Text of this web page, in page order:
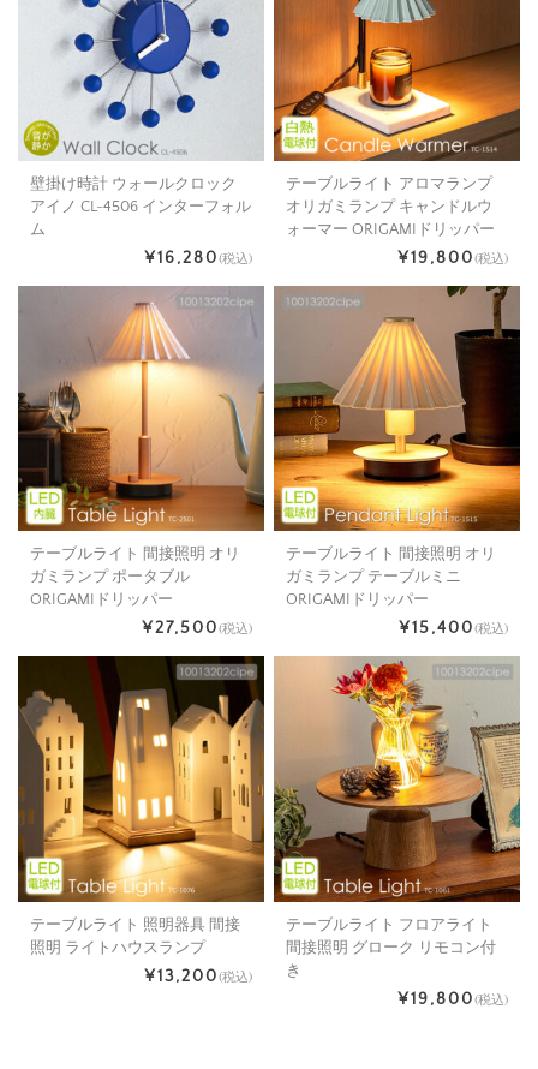
壁掛け時計 ウォールクロック
アイノ CL-4506 インターフォル
ム
¥16,280(税込)
テーブルライト アロマランプ
オリガミランプ キャンドルウ
ォーマー ORIGAMIドリッパー
¥19,800(税込)
テーブルライト 間接照明 オリ
ガミランプ ポータブル
ORIGAMIドリッパー
¥27,500(税込)
テーブルライト 間接照明 オリ
ガミランプ テーブルミニ
ORIGAMIドリッパー
¥15,400(税込)
テーブルライト 照明器具 間接
照明 ライトハウスランプ
¥13,200(税込)
テーブルライト フロアライト
間接照明 グローク リモコン付
き
¥19,800(税込)